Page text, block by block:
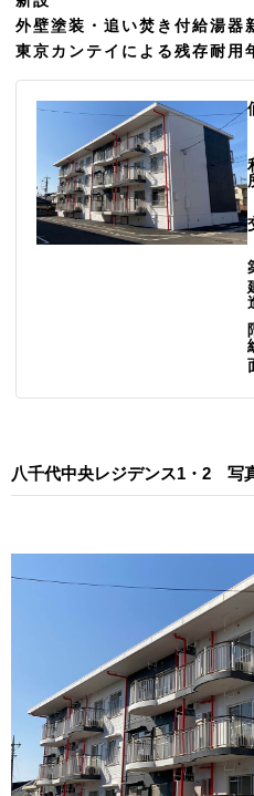
外壁塗装・追い焚き付給湯器
東京カンテイによる残存耐用
八千代中央レジデンス1・2 写